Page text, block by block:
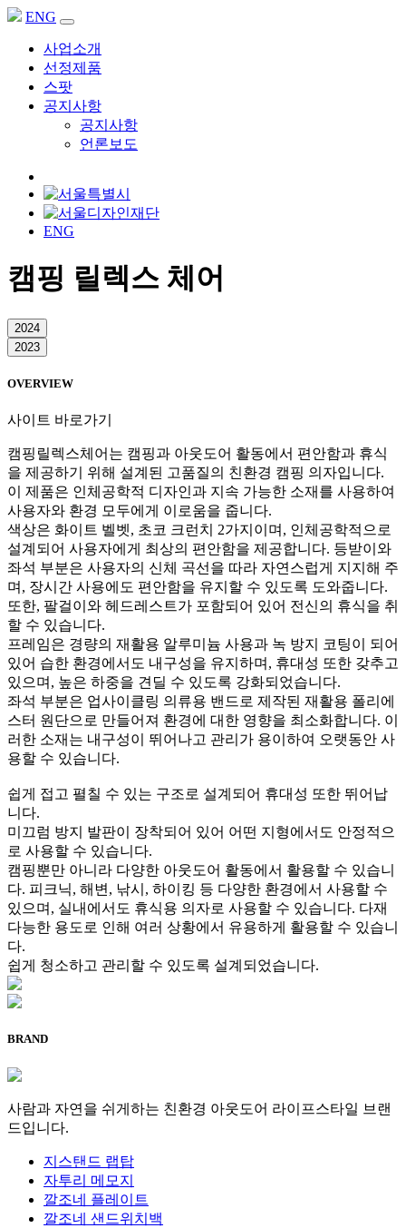
ENG
사업소개
선정제품
스팟
공지사항
공지사항
언론보도
ENG
캠핑 릴렉스 체어
2024
2023
OVERVIEW
사이트 바로가기
캠핑릴렉스체어는 캠핑과 아웃도어 활동에서 편안함과 휴식
을 제공하기 위해 설계된 고품질의 친환경 캠핑 의자입니다.
이 제품은 인체공학적 디자인과 지속 가능한 소재를 사용하여
사용자와 환경 모두에게 이로움을 줍니다.
색상은 화이트 벨벳, 초코 크런치 2가지이며, 인체공학적으로
설계되어 사용자에게 최상의 편안함을 제공합니다. 등받이와
좌석 부분은 사용자의 신체 곡선을 따라 자연스럽게 지지해 주
며, 장시간 사용에도 편안함을 유지할 수 있도록 도와줍니다.
또한, 팔걸이와 헤드레스트가 포함되어 있어 전신의 휴식을 취
할 수 있습니다.
프레임은 경량의 재활용 알루미늄 사용과 녹 방지 코팅이 되어
있어 습한 환경에서도 내구성을 유지하며, 휴대성 또한 갖추고
있으며, 높은 하중을 견딜 수 있도록 강화되었습니다.
좌석 부분은 업사이클링 의류용 밴드로 제작된 재활용 폴리에
스터 원단으로 만들어져 환경에 대한 영향을 최소화합니다. 이
러한 소재는 내구성이 뛰어나고 관리가 용이하여 오랫동안 사
용할 수 있습니다.
쉽게 접고 펼칠 수 있는 구조로 설계되어 휴대성 또한 뛰어납
니다.
미끄럼 방지 발판이 장착되어 있어 어떤 지형에서도 안정적으
로 사용할 수 있습니다.
캠핑뿐만 아니라 다양한 아웃도어 활동에서 활용할 수 있습니
다. 피크닉, 해변, 낚시, 하이킹 등 다양한 환경에서 사용할 수
있으며, 실내에서도 휴식용 의자로 사용할 수 있습니다. 다재
다능한 용도로 인해 여러 상황에서 유용하게 활용할 수 있습니
다.
쉽게 청소하고 관리할 수 있도록 설계되었습니다.
BRAND
사람과 자연을 쉬게하는 친환경 아웃도어 라이프스타일 브랜
드입니다.
지스탠드 랩탑
자투리 메모지
깔조네 플레이트
깔조네 샌드위치백